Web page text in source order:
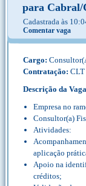
para Cabral/
Cadastrada às
Comentar vaga
Cargo:
Contratação: CLT
Descrição da
Empresa no
Consultor(a)
Atividades:
aplicação
Apoio na
créditos;